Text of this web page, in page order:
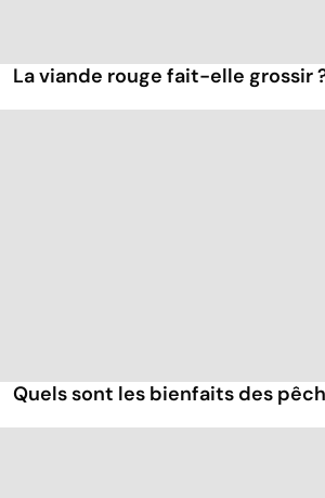
La viande rouge fait-elle grossir
Quels sont les bienfaits des